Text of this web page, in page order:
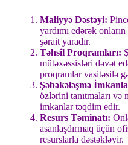
Maliyyə Dəstəyi:
yardımı edərək
şərait yaradır.
Təhsil Proqramları:
mütəxəssisləri dəvət
proqramlar vasitəsilə
Şəbəkələşmə
özlərini tanıtmaları və
imkanlar təqdim edir.
Resurs Təminatı:
asanlaşdırmaq üçün
resurslarla dəstəkləyir.